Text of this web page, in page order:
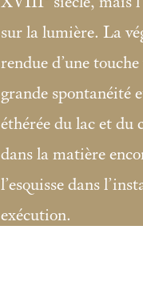
sur la lumière. La
rendue d’une
grande spontanéité
éthérée du lac et du
dans la matière
l’esquisse dans
exécution.